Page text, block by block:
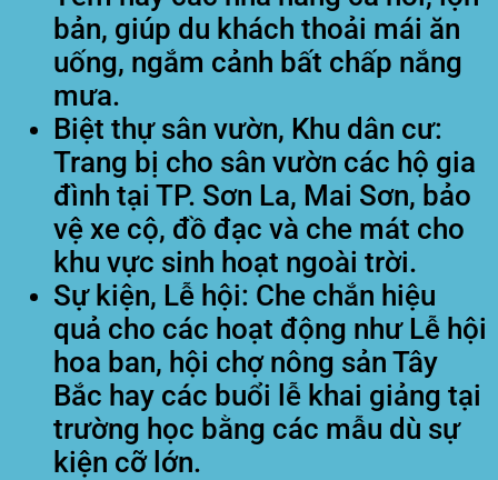
bản, giúp du khách thoải mái ăn
uống, ngắm cảnh bất chấp nắng
mưa.
Biệt thự sân vườn, Khu dân cư:
Trang bị cho sân vườn các hộ gia
đình tại TP. Sơn La, Mai Sơn, bảo
vệ xe cộ, đồ đạc và che mát cho
khu vực sinh hoạt ngoài trời.
Sự kiện, Lễ hội: Che chắn hiệu
quả cho các hoạt động như Lễ hội
hoa ban, hội chợ nông sản Tây
Bắc hay các buổi lễ khai giảng tại
trường học bằng các mẫu dù sự
kiện cỡ lớn.